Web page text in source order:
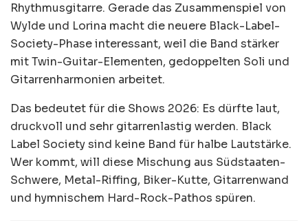
Rhythmusgitarre. Gerade das Zusammenspiel von
Wylde und Lorina macht die neuere Black-Label-
Society-Phase interessant, weil die Band stärker
mit Twin-Guitar-Elementen, gedoppelten Soli und
Gitarrenharmonien arbeitet.
Das bedeutet für die Shows 2026: Es dürfte laut,
druckvoll und sehr gitarrenlastig werden. Black
Label Society sind keine Band für halbe Lautstärke.
Wer kommt, will diese Mischung aus Südstaaten-
Schwere, Metal-Riffing, Biker-Kutte, Gitarrenwand
und hymnischem Hard-Rock-Pathos spüren.